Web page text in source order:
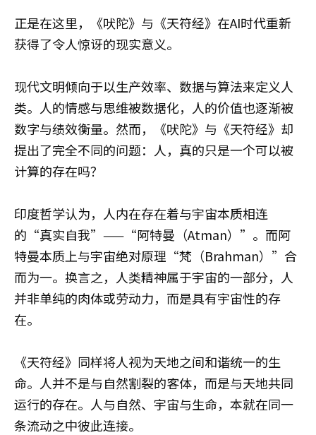
正是在这里，《吠陀》与《天符经》在AI时代重新
获得了令人惊讶的现实意义。
现代文明倾向于以生产效率、数据与算法来定义人
类。人的情感与思维被数据化，人的价值也逐渐被
数字与绩效衡量。然而，《吠陀》与《天符经》却
提出了完全不同的问题：人，真的只是一个可以被
计算的存在吗？
印度哲学认为，人内在存在着与宇宙本质相连
的“真实自我”——“阿特曼（Atman）”。而阿
特曼本质上与宇宙绝对原理“梵（Brahman）”合
而为一。换言之，人类精神属于宇宙的一部分，人
并非单纯的肉体或劳动力，而是具有宇宙性的存
在。
《天符经》同样将人视为天地之间和谐统一的生
命。人并不是与自然割裂的客体，而是与天地共同
运行的存在。人与自然、宇宙与生命，本就在同一
条流动之中彼此连接。